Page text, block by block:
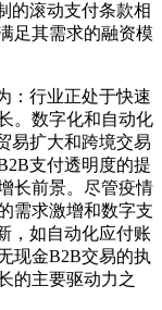
的滚动支付条款相
足其需求的融资模
行业正处于快速
。数字化和自动化
易扩大和跨境交易
支付透明度的提
长前景。尽管疫情
需求激增和数字支
，如自动化应付账
现金B2B交易的执
的主要驱动力之